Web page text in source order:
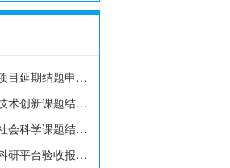
延期结题申请书
新课题结题报告书
学课题结题报告书
平台验收报告书